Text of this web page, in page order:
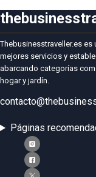
Thebusinesstraveller.es
mejores servicios y
abarcando categorías
hogar y jardín.
Páginas